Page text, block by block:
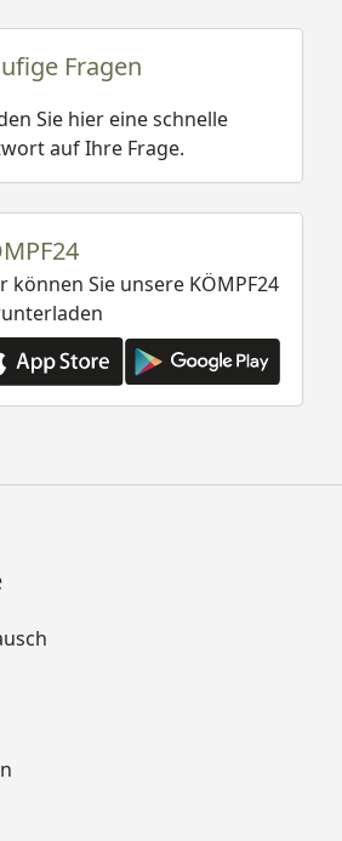
Fragen
Sie hier eine schnelle
auf Ihre Frage.
können Sie unsere KÖMPF24